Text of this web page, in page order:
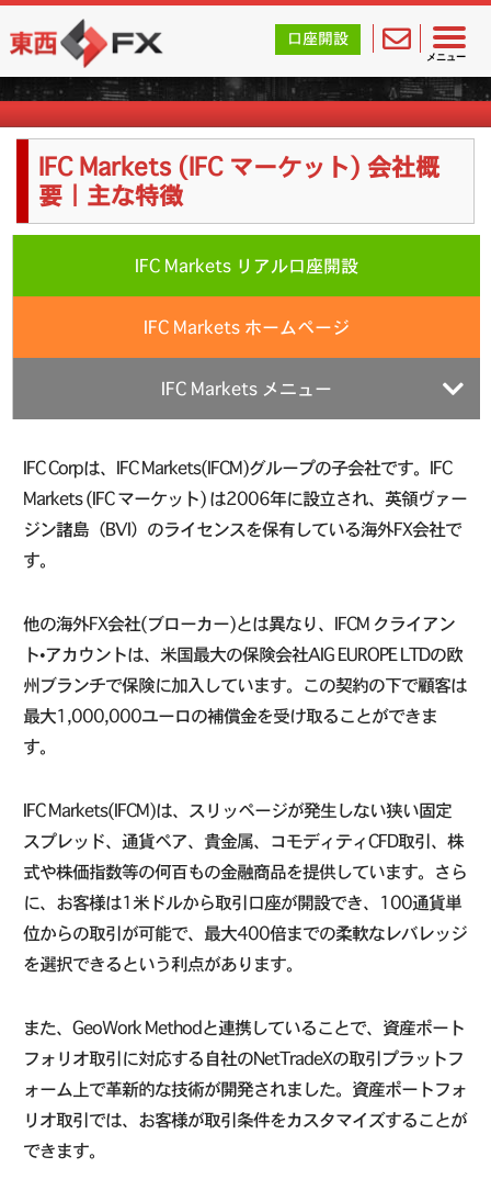
メニュー
東西FX｜海外FX会社（ブローカー）の無料口座開設サポ
口座開設
海外FX業者詳細
IFC Markets (IFC マーケット) 会社概
要｜主な特徴
IFC Markets リアル口座開設
IFC Markets ホームページ
IFC Markets メニュー
IFC Corpは、IFC Markets(IFCM)グループの子会社です。IFC
Markets (IFC マーケット) は2006年に設立され、英領ヴァー
ジン諸島（BVI）のライセンスを保有している海外FX会社で
す。
他の海外FX会社(ブローカー)とは異なり、IFCM クライアン
ト•アカウントは、米国最大の保険会社AIG EUROPE LTDの欧
州ブランチで保険に加入しています。この契約の下で顧客は
最大1,000,000ユーロの補償金を受け取ることができま
す。
IFC Markets(IFCM)は、スリッページが発生しない狭い固定
スプレッド、通貨ペア、貴金属、コモディティCFD取引、株
式や株価指数等の何百もの金融商品を提供しています。さら
に、お客様は1米ドルから取引口座が開設でき、100通貨単
位からの取引が可能で、最大400倍までの柔軟なレバレッジ
を選択できるという利点があります。
また、GeoWork Methodと連携していることで、資産ポート
フォリオ取引に対応する自社のNetTradeXの取引プラットフ
ォーム上で革新的な技術が開発されました。資産ポートフォ
リオ取引では、お客様が取引条件をカスタマイズすることが
できます。